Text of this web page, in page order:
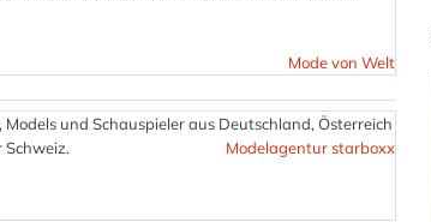
Mode von Welt
und Schauspieler aus Deutschland, Österreich
Schweiz.
Modelagentur starboxx